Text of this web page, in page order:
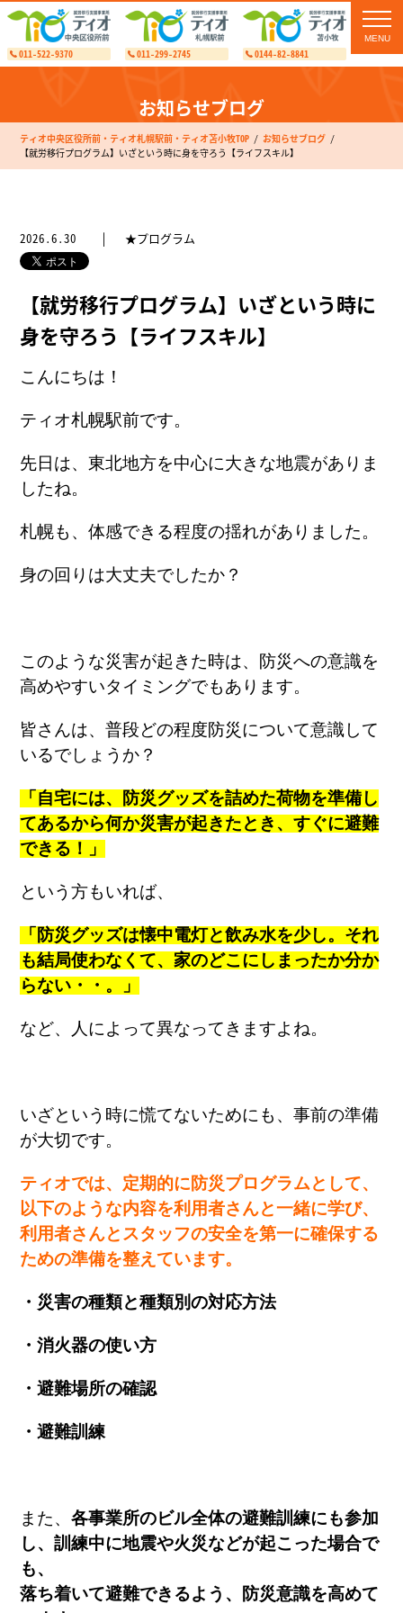
011-522-9370 011-299-2745 0144-82-8841
お知らせブログ
ティオ中央区役所前・ティオ札幌駅前・ティオ苫小牧TOP
お知らせブログ
【就労移行プログラム】いざという時に身を守ろう【ライフスキル】
2026.6.30 ★プログラム
【就労移行プログラム】いざという時に
身を守ろう【ライフスキル】
こんにちは！
ティオ札幌駅前です。
先日は、東北地方を中心に大きな地震がありま
したね。
札幌も、体感できる程度の揺れがありました。
身の回りは大丈夫でしたか？
このような災害が起きた時は、防災への意識を
高めやすいタイミングでもあります。
皆さんは、普段どの程度防災について意識して
いるでしょうか？
「自宅には、防災グッズを詰めた荷物を準備し
てあるから何か災害が起きたとき、すぐに避難
できる！」
という方もいれば、
「防災グッズは懐中電灯と飲み水を少し。それ
も結局使わなくて、家のどこにしまったか分か
らない・・。」
など、人によって異なってきますよね。
いざという時に慌てないためにも、事前の準備
が大切です。
ティオでは、定期的に防災プログラムとして、
以下のような内容を利用者さんと一緒に学び、
利用者さんとスタッフの安全を第一に確保する
ための準備を整えています。
・災害の種類と種類別の対応方法
・消火器の使い方
・避難場所の確認
・避難訓練
また、各事業所のビル全体の避難訓練にも参加
し、訓練中に地震や火災などが起こった場合で
も、
落ち着いて避難できるよう、防災意識を高めて